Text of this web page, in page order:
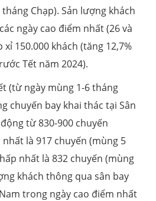
Chạp). Sản lượng khách
ngày cao điểm nhất (26 và
150.000 khách (tăng 12,7%
Tết năm 2024).
(từ ngày mùng 1-6 tháng
chuyến bay khai thác tại Sân
từ 830-900 chuyến
là 917 chuyến (mùng 5
nhất là 832 chuyến (mùng
khách thông qua sân bay
trong ngày cao điểm nhất